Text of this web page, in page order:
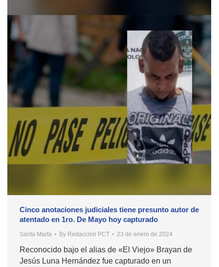
Cinco anotaciones judiciales tiene presunto autor de
atentado en 1ro. De Mayo hoy capturado
Santa Marta By Redacción PCT 23 de enero de 2024
Reconocido bajo el alias de «El Viejo» Brayan de
Jesús Luna Hernández fue capturado en un